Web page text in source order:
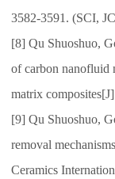
3582-3591. (SCI,
[8] Qu Shuoshuo,
of carbon nanofluid
matrix
[9] Qu Shuoshuo,
removal
Ceramics